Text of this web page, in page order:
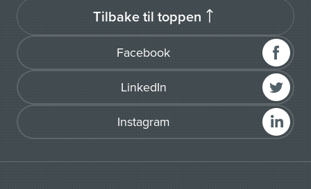
Facebook
LinkedIn
Instagram
Tilbake til toppen